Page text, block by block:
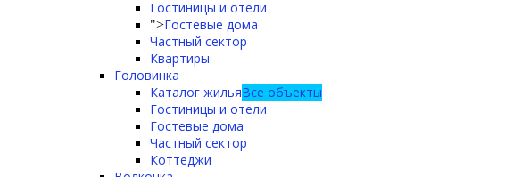
Гостиницы и отели
">Гостевые дома
Частный сектор
Квартиры
Головинка
Каталог жильяВсе объекты
Гостиницы и отели
Гостевые дома
Частный сектор
Коттеджи